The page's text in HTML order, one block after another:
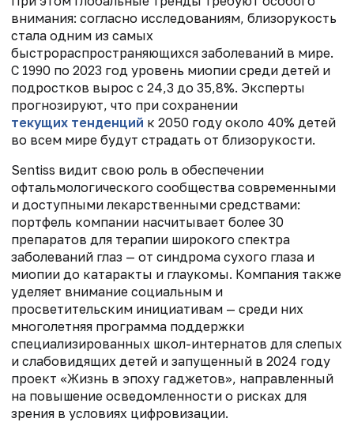
внимания: согласно исследованиям, близорукость
стала одним из самых
быстрораспространяющихся заболеваний в мире.
С 1990 по 2023 год уровень миопии среди детей и
подростков вырос с 24,3 до 35,8%. Эксперты
прогнозируют, что при сохранении
текущих тенденций к 2050 году около 40% детей
во всем мире будут страдать от близорукости.
Sentiss видит свою роль в обеспечении
офтальмологического сообщества современными
и доступными лекарственными средствами:
портфель компании насчитывает более 30
препаратов для терапии широкого спектра
заболеваний глаз — от синдрома сухого глаза и
миопии до катаракты и глаукомы. Компания также
уделяет внимание социальным и
просветительским инициативам — среди них
многолетняя программа поддержки
специализированных школ-интернатов для слепых
и слабовидящих детей и запущенный в 2024 году
проект «Жизнь в эпоху гаджетов», направленный
на повышение осведомленности о рисках для
зрения в условиях цифровизации.